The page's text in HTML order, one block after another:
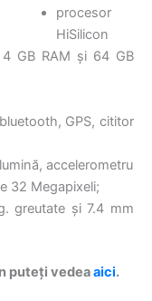
procesor
HiSilicon
GB RAM și 64 GB
GPS, cititor
accelerometru
32 Megapixeli;
greutate şi 7.4 mm
puteți vedeaaici.